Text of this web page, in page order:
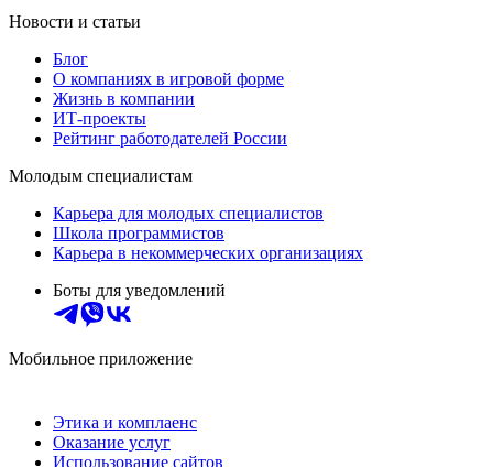
Новости и статьи
Блог
О компаниях в игровой форме
Жизнь в компании
ИТ-проекты
Рейтинг работодателей России
Молодым специалистам
Карьера для молодых специалистов
Школа программистов
Карьера в некоммерческих организациях
Боты для уведомлений
Мобильное приложение
Этика и комплаенс
Оказание услуг
Использование сайтов